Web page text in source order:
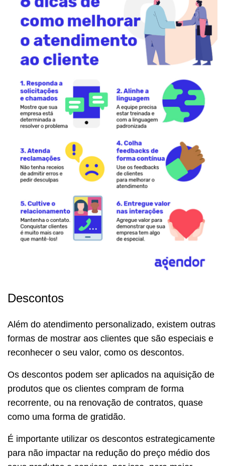
Descontos
Além do atendimento personalizado, existem outras
formas de mostrar aos clientes que são especiais e
reconhecer o seu valor, como os descontos.
Os descontos podem ser aplicados na aquisição de
produtos que os clientes compram de forma
recorrente, ou na renovação de contratos, quase
como uma forma de gratidão.
É importante utilizar os descontos estrategicamente
para não impactar na redução do preço médio dos